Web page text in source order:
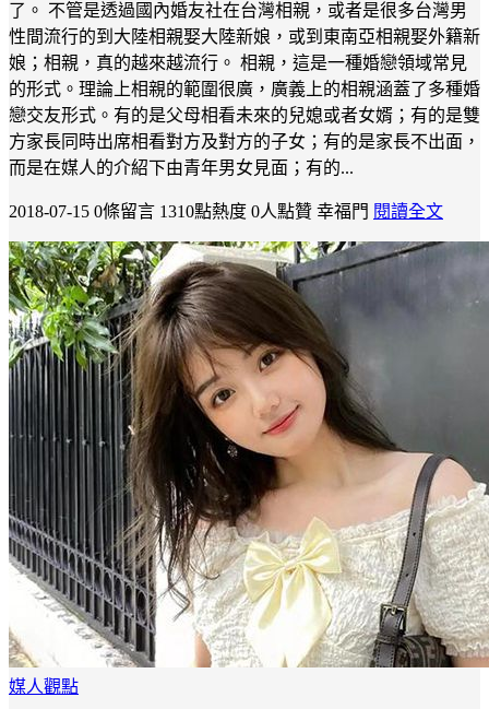
了。 不管是透過國內婚友社在台灣相親，或者是很多台灣男
性間流行的到大陸相親娶大陸新娘，或到東南亞相親娶外籍新
娘；相親，真的越來越流行。 相親，這是一種婚戀領域常見
的形式。理論上相親的範圍很廣，廣義上的相親涵蓋了多種婚
戀交友形式。有的是父母相看未來的兒媳或者女婿；有的是雙
方家長同時出席相看對方及對方的子女；有的是家長不出面，
而是在媒人的介紹下由青年男女見面；有的...
2018-07-15 0條留言 1310點熱度 0人點贊 幸福門 閱讀全文
媒人觀點